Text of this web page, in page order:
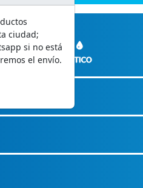
ciudad;
si no está
el envío.